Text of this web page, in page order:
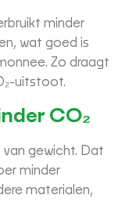
minder
wat goed is
Zo draagt
uitstoot.
CO₂
van gewicht. Dat
minder
materialen,